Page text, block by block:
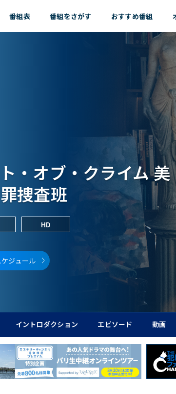
番組表 番組をさがす おすすめ番組
・オブ・クライム 美
捜査班
HD
ジュール
イントロダクション エピソード 動画